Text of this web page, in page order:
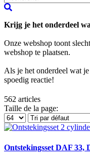
Krijg je het onderdeel
Onze webshop toont
webshop te plaatsen.
Als je het onderdeel wat
spoedig reactie!
562 articles
Taille de la page:
Ontstekingsset DAF 33,